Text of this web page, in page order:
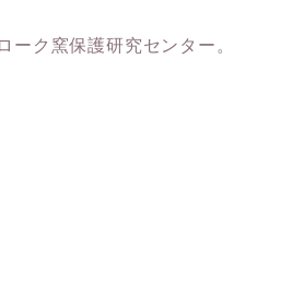
ーク窯保護研究センター。